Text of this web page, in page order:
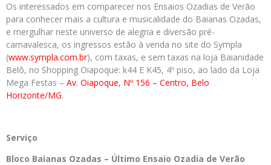
Os interessados em comparecer nos Ensaios Ozadias de Verão
para conhecer mais a cultura e musicalidade do Baianas Ozadas,
e mergulhar neste universo de alegria e diversão pré-
carnavalesca, os ingressos estão à venda no site do Sympla
(www.sympla.com.br), com taxas, e sem taxas na loja Baianidade
Belô, no Shopping Oiapoque: k44 E K45, 4º piso, ao lado da Loja
Mega Festas – Av. Oiapoque, Nº 156 – Centro, Belo
Horizonte/MG.
Serviço
Bloco Baianas Ozadas – Último Ensaio Ozadia de Verão